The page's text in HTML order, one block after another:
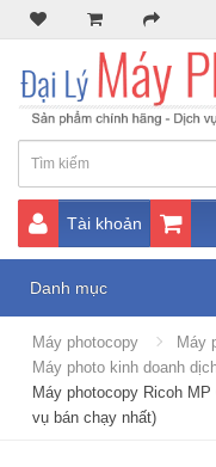
Tài khoản
Danh mục
Máy photocopy
Máy
Máy photo kinh doanh
Máy photocopy Ricoh
vụ bán chạy nhất)